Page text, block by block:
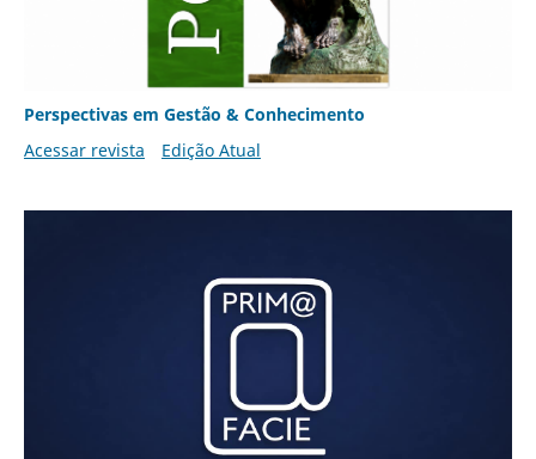
Perspectivas em Gestão & Conhecimento
Acessar revista
Edição Atual